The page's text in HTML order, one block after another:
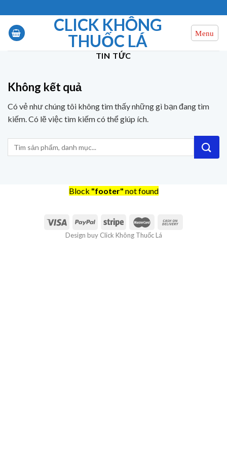
đến
nội
dung
CLICK KHÔNG
THUỐC LÁ
TIN TỨC
Không kết quả
Có vẻ như chúng tôi không tìm thấy những gì bạn đang tìm
kiếm. Có lẽ việc tìm kiếm có thể giúp ích.
Block "footer" not found
Design buy Click Không Thuốc Lá